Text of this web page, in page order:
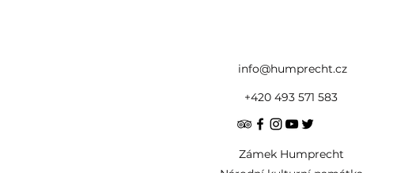
info@humprecht.cz
+420 493 571 583
Zámek Humprecht